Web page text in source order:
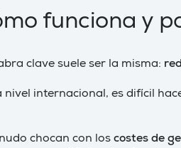
funciona y
clave suele ser la misma:
internacional, es difícil
chocan con los costes de